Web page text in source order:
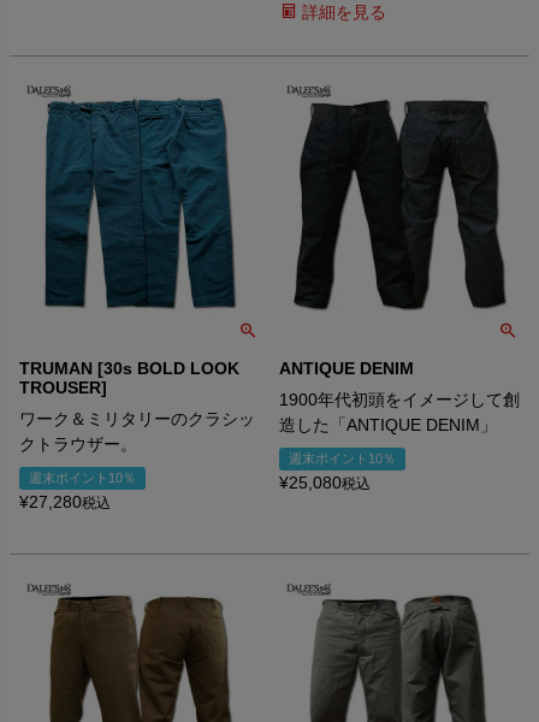
詳細を見る
TRUMAN [30s BOLD LOOK
TROUSER]
ワーク＆ミリタリーのクラシッ
クトラウザー。
週末ポイント10％
¥27,280税込
ANTIQUE DENIM
1900年代初頭をイメージして創
造した「ANTIQUE DENIM」
週末ポイント10％
¥25,080税込